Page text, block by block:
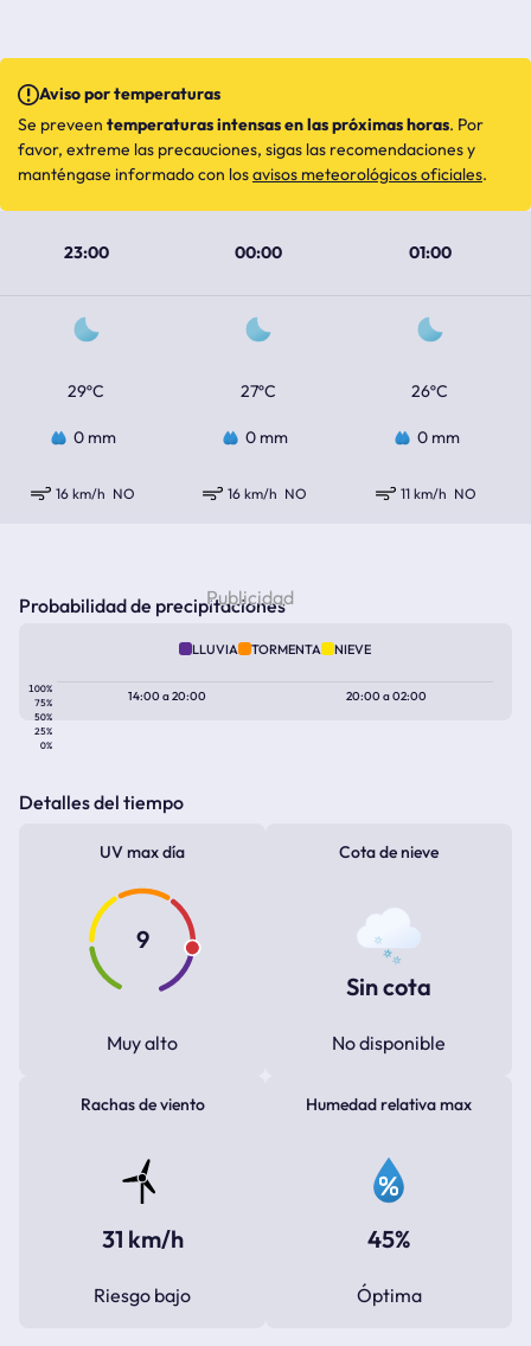
23:00 00:00 01:00
29ºC 27ºC 26ºC
0 mm 0 mm 0 mm
16 km/h NO 16 km/h NO 11 km/h NO
Aviso por temperaturas
Se preveen temperaturas intensas en las próximas horas. Por
favor, extreme las precauciones, sigas las recomendaciones y
manténgase informado con losavisos meteorológicos oficiales.
Probabilidad de precipitaciones
LLUVIA TORMENTA NIEVE
100%
75%
50%
25%
0%
14:00a20:00 20:00a02:00
Detalles del tiempo
UV max día
9
Muy alto
Cota de nieve
Sin cota
No disponible
Rachas de viento
31 km/h
Riesgo bajo
Humedad relativa max
45%
Óptima